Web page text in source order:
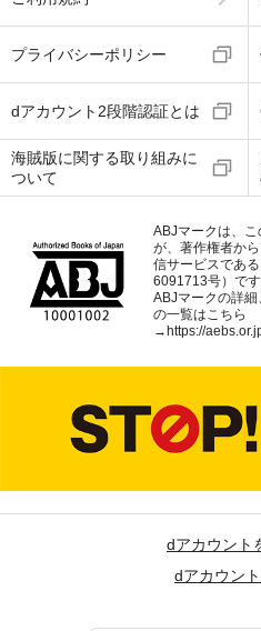
プライバシーポリシー
dアカウント2段階認証とは
海賊版に関する取り組みに
ついて
ABJマークは、
が、著作権者か
信サービスであ
6091713号）です
ABJマークの詳
の一覧はこちら
→ https://
dアカウント
dアカウン